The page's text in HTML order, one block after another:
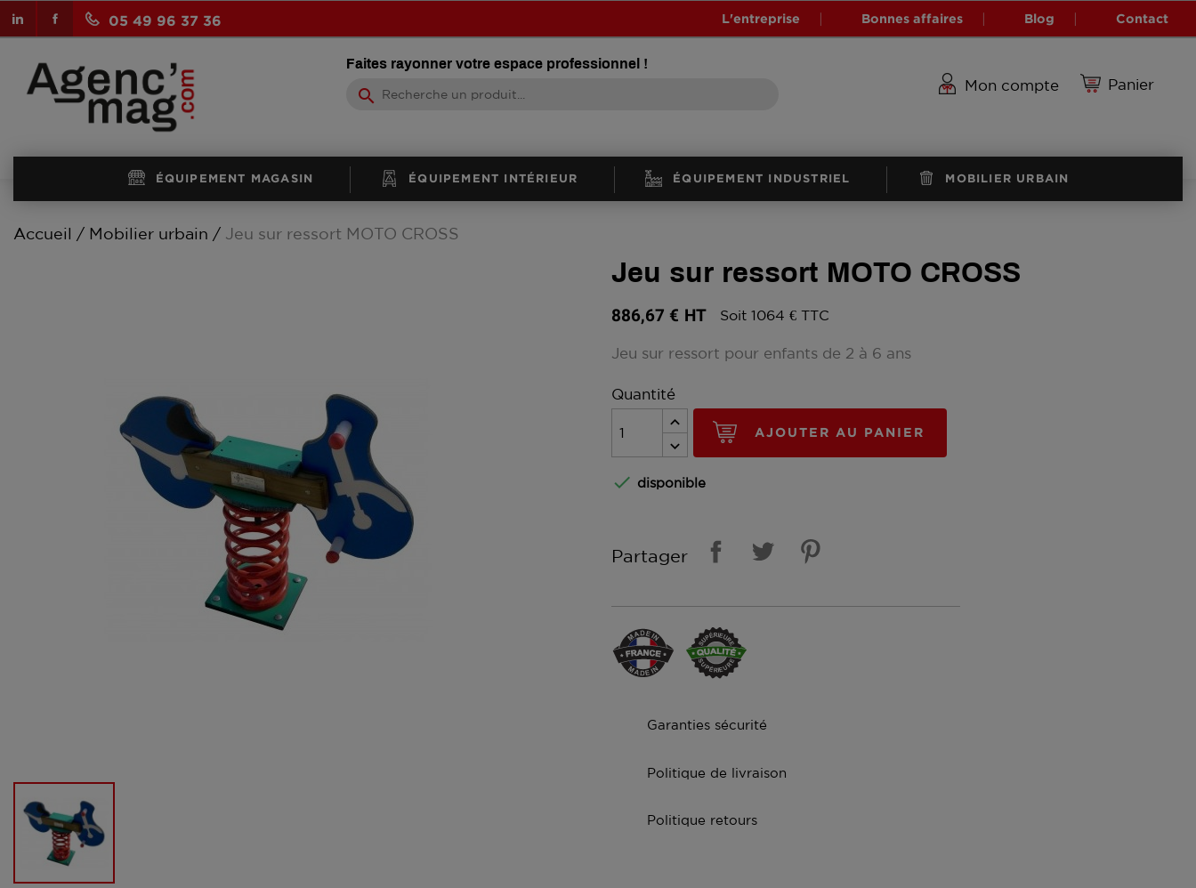
05 49 96 37 36
Facebook
LinkedIn
L'entreprise Bonnes affaires Blog Contact
Faites rayonner votre espace professionnel !
search
Panier
Mon compte
ÉQUIPEMENT MAGASIN ÉQUIPEMENT INTÉRIEUR ÉQUIPEMENT INDUSTRIEL MOBILIER URBAIN
Accueil Mobilier urbain Jeu sur ressort MOTO CROSS
Jeu sur ressort MOTO CROSS
886,67 € HT Soit 1064 € TTC
Jeu sur ressort pour enfants de 2 à 6 ans
Quantité
AJOUTER AU PANIER
 disponible
Partager
Garanties sécurité
Politique de livraison
Politique retours